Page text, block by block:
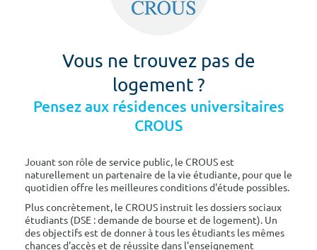
Vous ne trouvez pas de
logement ?
Pensez aux résidences universitaires
CROUS
Jouant son rôle de service public, le CROUS est
naturellement un partenaire de la vie étudiante, pour que le
quotidien offre les meilleures conditions d'étude possibles.
Plus concrètement, le CROUS instruit les dossiers sociaux
étudiants (DSE : demande de bourse et de logement). Un
des objectifs est de donner à tous les étudiants les mêmes
chances d'accès et de réussite dans l'enseignement